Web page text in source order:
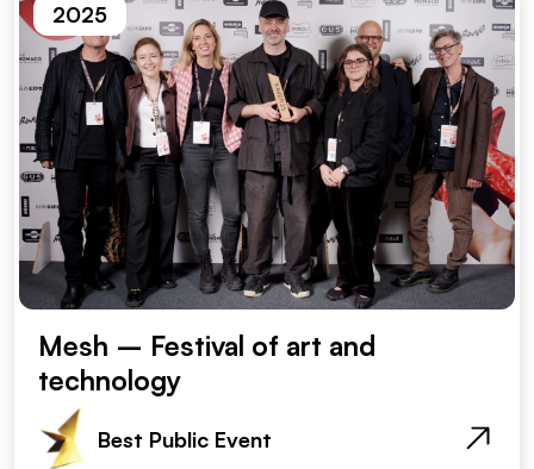
2025
Mesh – Festival of art and
technology
Best Public Event